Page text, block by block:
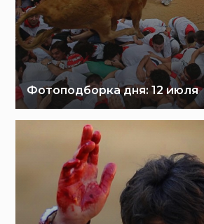
Фотоподборка дня: 12 июля